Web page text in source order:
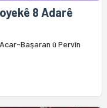
8 Adarê
Başaran û Pervîn